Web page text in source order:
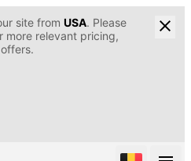
site from USA. Please
more relevant pricing,